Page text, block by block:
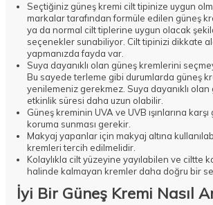
Seçtiğiniz güneş kremi cilt tipinize uygun
markalar tarafından formüle edilen güneş
ya da normal cilt tiplerine uygun olacak
seçenekler sunabiliyor. Cilt tipinizi dikkate
yapmanızda fayda var.
Suya dayanıklı olan güneş kremlerini
Bu sayede terleme gibi durumlarda güneş
yenilemeniz gerekmez. Suya dayanıklı
etkinlik süresi daha uzun olabilir.
Güneş kreminin UVA ve UVB ışınlarına
koruma sunması gerekir.
Makyaj yapanlar için makyaj altına
kremleri tercih edilmelidir.
Kolaylıkla cilt yüzeyine yayılabilen ve ciltte
halinde kalmayan kremler daha doğru bir
İyi Bir Güneş Kremi Nasıl